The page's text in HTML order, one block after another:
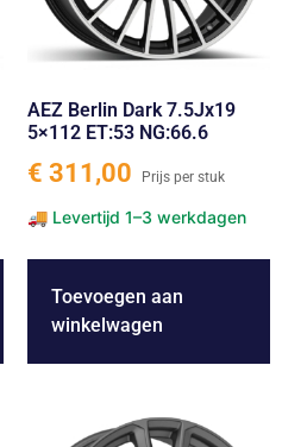
AEZ Berlin Dark 7.5Jx19
5×112 ET:53 NG:66.6
€ 311,00
Toevoegen aan
winkelwagen